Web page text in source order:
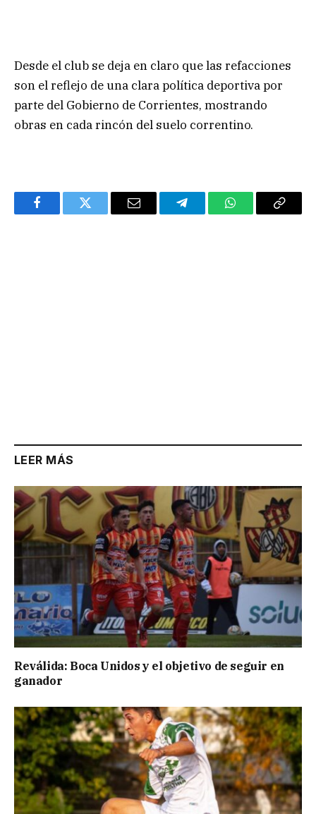
Desde el club se deja en claro que las refacciones
son el reflejo de una clara política deportiva por
parte del Gobierno de Corrientes, mostrando
obras en cada rincón del suelo correntino.
FacebookTwitter Email TelegramWhatsAppCopy
LEER MÁS
Reválida: Boca Unidos y el objetivo de seguir en
ganador